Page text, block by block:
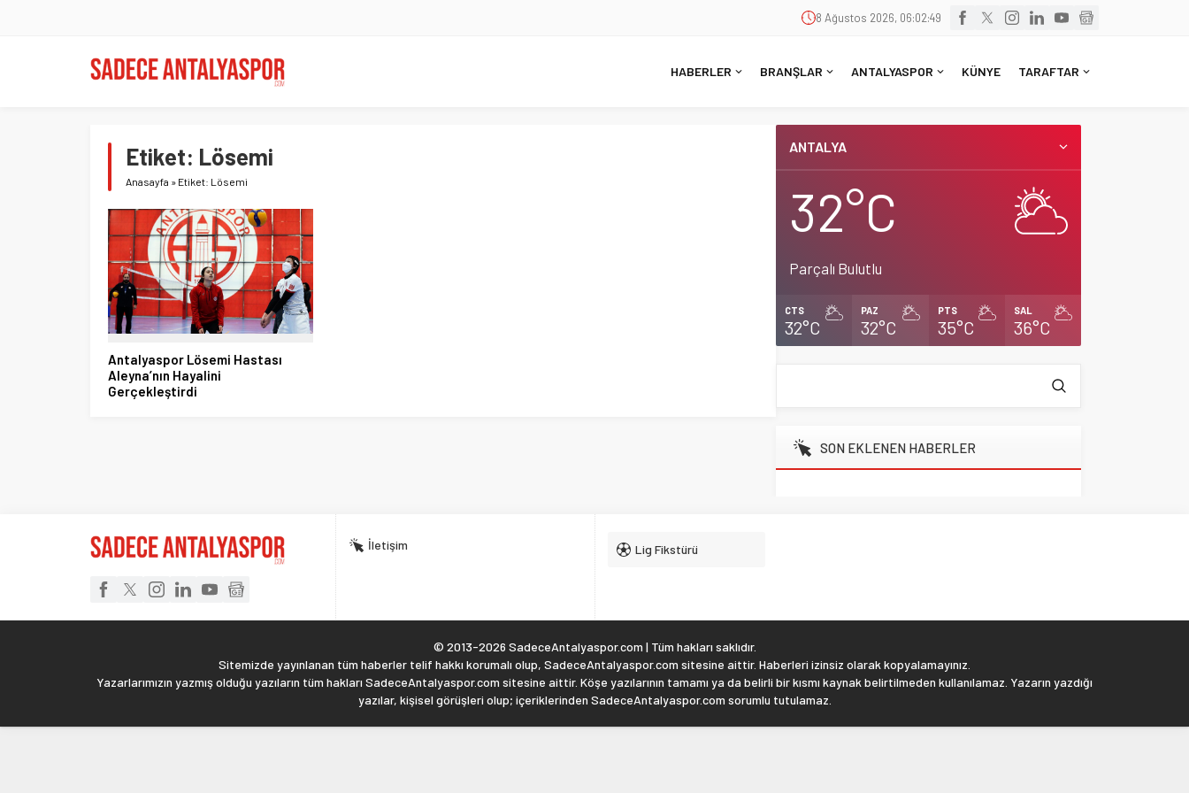
8 Ağustos 2026, 06:02:50
HABERLER BRANŞLAR ANTALYASPOR KÜNYE TARAFTAR
Etiket: Lösemi
Anasayfa » Etiket: Lösemi
Antalyaspor Lösemi Hastası
Aleyna’nın Hayalini
Gerçekleştirdi
ANTALYA
32°C
Parçalı Bulutlu
CTS
32°C
PAZ
32°C
PTS
35°C
SAL
36°C
SON EKLENEN HABERLER
İletişim Lig Fikstürü
© 2013-2026 SadeceAntalyaspor.com | Tüm hakları saklıdır.
Sitemizde yayınlanan tüm haberler telif hakkı korumalı olup, SadeceAntalyaspor.com sitesine aittir. Haberleri izinsiz olarak kopyalamayınız.
Yazarlarımızın yazmış olduğu yazıların tüm hakları SadeceAntalyaspor.com sitesine aittir. Köşe yazılarının tamamı ya da belirli bir kısmı kaynak belirtilmeden kullanılamaz. Yazarın yazdığı
yazılar, kişisel görüşleri olup; içeriklerinden SadeceAntalyaspor.com sorumlu tutulamaz.